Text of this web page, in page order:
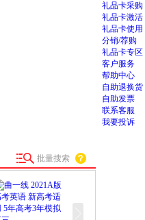
礼品卡采购
礼品卡激活
礼品卡使用
分销/荐购
礼品卡专区
客户服务
帮助中心
自助退换货
自助发票
联系客服
我要投诉
批量搜索